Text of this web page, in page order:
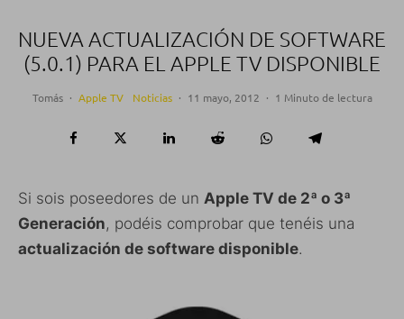
NUEVA ACTUALIZACIÓN DE SOFTWARE
(5.0.1) PARA EL APPLE TV DISPONIBLE
Tomás · Apple TV Noticias · 11 mayo, 2012 · 1 Minuto de lectura
Si sois poseedores de un Apple TV de 2ª o 3ª
Generación, podéis comprobar que tenéis una
actualización de software disponible.